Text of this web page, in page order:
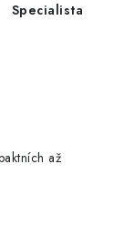
Specialista
až